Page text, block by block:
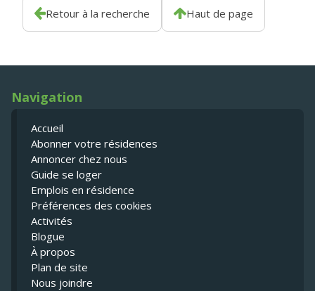
Retour à la recherche Haut de page
Navigation
Accueil
Abonner votre résidences
Annoncer chez nous
Guide se loger
Emplois en résidence
Préférences des cookies
Activités
Blogue
À propos
Plan de site
Nous joindre